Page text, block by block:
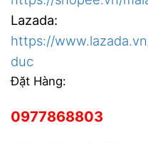
Lazada:
https://
duc
Đặt Hàng:
0977868803